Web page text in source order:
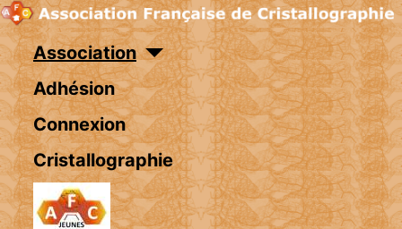
Association
Adhésion
Connexion
Cristallographie